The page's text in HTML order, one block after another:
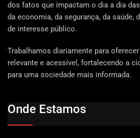
dos fatos que impactam o dia a dia
da economia, da segurança, da saúde,
de interesse público.
Trabalhamos diariamente para
relevante e acessível, fortalecendo a
para uma sociedade mais informada.
Onde Estamos